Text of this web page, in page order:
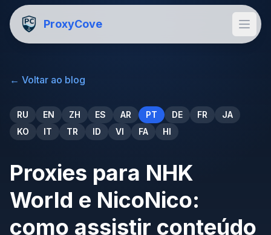
ProxyCove
← Voltar ao blog
RU EN ZH ES AR PT DE FR
JA
KO
IT TR ID VI FA HI
Proxies para NHK
World e NicoNico:
como assistir conteúdo